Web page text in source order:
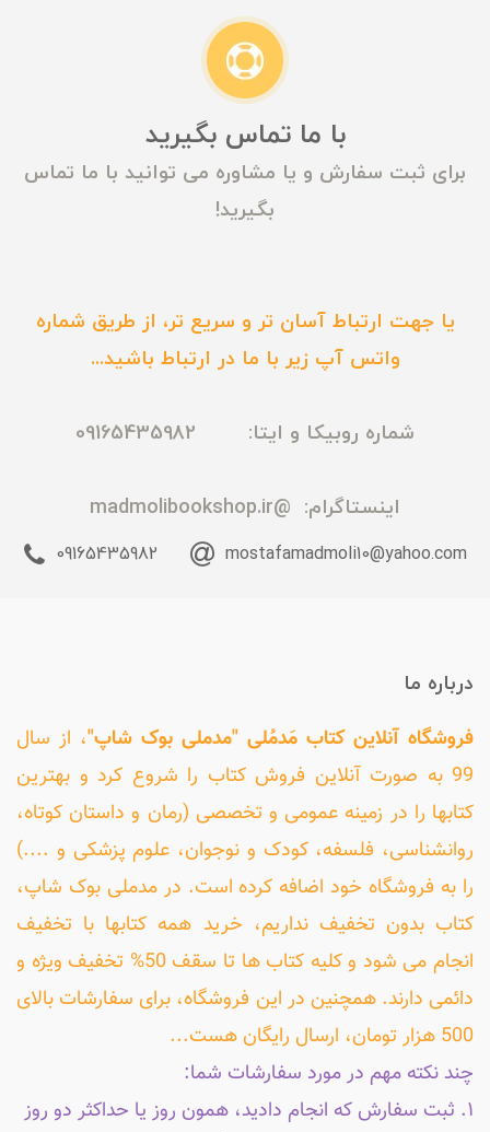
با ما تماس بگیرید
برای ثبت سفارش و یا مشاوره می توانید با ما تماس
بگیرید!
یا جهت ارتباط آسان تر و سریع تر، از طریق شماره
واتس آپ زیر با ما در ارتباط باشید...
شماره روبیکا و ایتا: 09165435982
اینستاگرام: @madmolibookshop.ir
mostafamadmoli10@yahoo.com
09165435982
درباره ما
فروشگاه آنلاین کتاب مَدمُلی "مدملی بوک شاپ"، از سال
99 به صورت آنلاین فروش کتاب را شروع کرد و بهترین
کتابها را در زمینه عمومی و تخصصی (رمان و داستان کوتاه،
روانشناسی، فلسفه، کودک و نوجوان، علوم پزشکی و ....)
را به فروشگاه خود اضافه کرده است. در مدملی بوک شاپ،
کتاب بدون تخفیف نداریم، خرید همه کتابها با تخفیف
انجام می شود و کلیه کتاب ها تا سقف 50% تخفیف ویژه و
دائمی دارند. همچنین در این فروشگاه، برای سفارشات بالای
500 هزار تومان، ارسال رایگان هست...
چند نکته مهم در مورد سفارشات شما:
۱. ثبت سفارش که انجام دادید، همون روز یا حداکثر دو روز